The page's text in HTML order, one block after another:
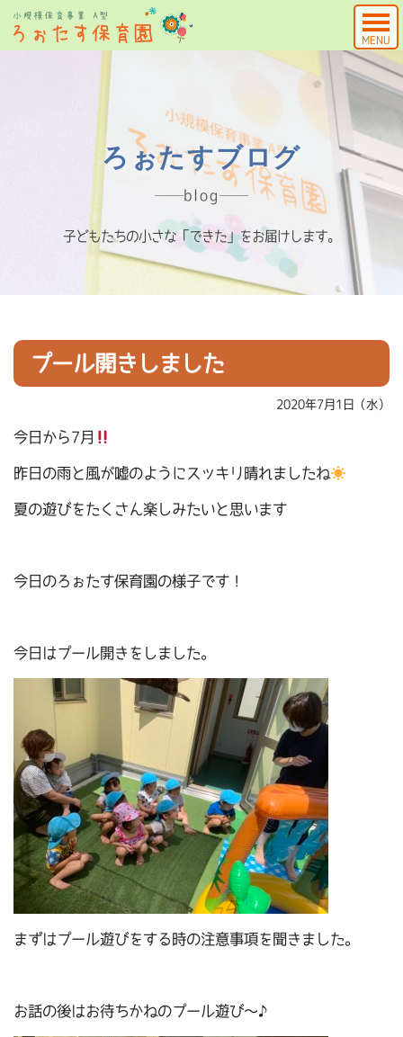
MENU
ろぉたすブログ
blog
子どもたちの小さな「できた」をお届けします。
プール開きしました
2020年7月1日（水）
今日から7月
昨日の雨と風が嘘のようにスッキリ晴れましたね
夏の遊びをたくさん楽しみたいと思います
今日のろぉたす保育園の様子です！
今日はプール開きをしました。
まずはプール遊びをする時の注意事項を聞きました。
お話の後はお待ちかねのプール遊び～♪